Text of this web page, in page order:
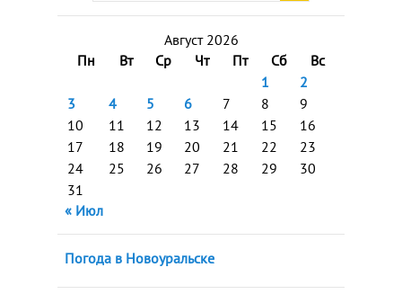
Август 2026
Пн
Вт Ср Чт Пт Сб
Вс
1
2
3
4 5 6 7 8
9
10
11 12 13 14 15
16
17
18 19 20 21 22
23
24
25 26 27 28 29
30
31
« Июл
Погода в Новоуральске